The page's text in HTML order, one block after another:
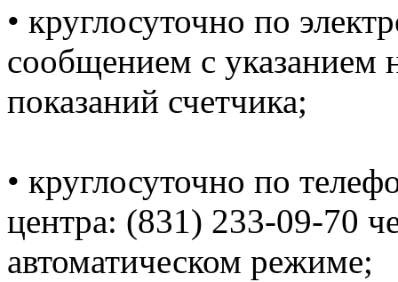
• круглосуточно по
сообщением с указанием
показаний счетчика;
• круглосуточно по
центра: (831) 233-09-70
автоматическом режиме;